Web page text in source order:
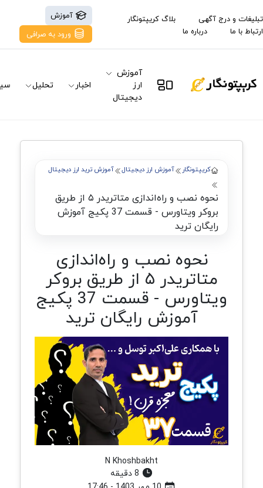
تبلیغات و درج آگهی
بلاگ کریپتونگار
ارتباط با ما
درباره ما
آموزش
ورود به صرافی
آموزش
ارز
دیجیتال
اخبار تحلیل
کریپتونگار آموزش ارز دیجیتال آموزش ترید ارز دیجیتال
نحوه نصب و راه‌اندازی متاتریدر ۵ از طریق
بروکر ویتاورس - قسمت 37 پکیج آموزش
رایگان ترید
نحوه نصب و راه‌اندازی
متاتریدر ۵ از طریق بروکر
ویتاورس - قسمت 37 پکیج
آموزش رایگان ترید
N Khoshbakht